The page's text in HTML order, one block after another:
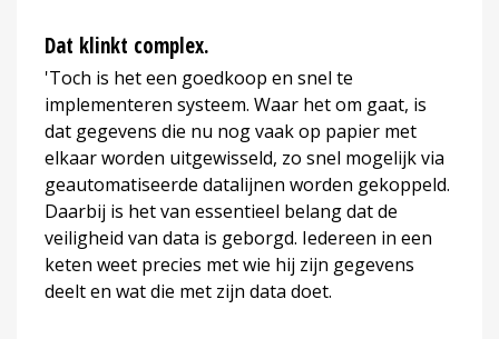
Dat klinkt complex.
'Toch is het een goedkoop en snel te
implementeren systeem. Waar het om gaat, is
dat gegevens die nu nog vaak op papier met
elkaar worden uitgewisseld, zo snel mogelijk via
geautomatiseerde datalijnen worden gekoppeld.
Daarbij is het van essentieel belang dat de
veiligheid van data is geborgd. Iedereen in een
keten weet precies met wie hij zijn gegevens
deelt en wat die met zijn data doet.